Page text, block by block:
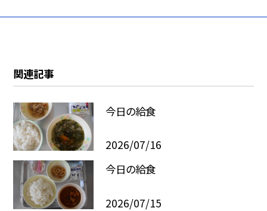
関連記事
今日の給食
2026/07/16
今日の給食
2026/07/15